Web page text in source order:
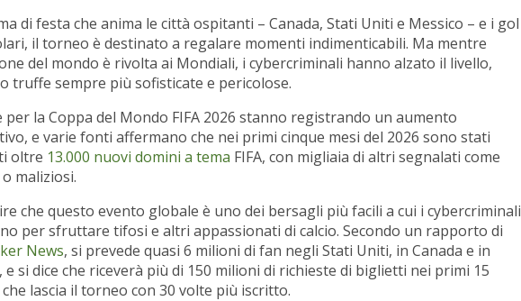
di festa che anima le città ospitanti – Canada, Stati Uniti e Messico – e i gol
il torneo è destinato a regalare momenti indimenticabili. Ma mentre
del mondo è rivolta ai Mondiali, i cybercriminali hanno alzato il livello,
truffe sempre più sofisticate e pericolose.
per la Coppa del Mondo FIFA 2026 stanno registrando un aumento
e varie fonti affermano che nei primi cinque mesi del 2026 sono stati
oltre 13.000 nuovi domini a tema FIFA, con migliaia di altri segnalati come
maliziosi.
che questo evento globale è uno dei bersagli più facili a cui i cybercriminali
per sfruttare tifosi e altri appassionati di calcio. Secondo un rapporto di
News, si prevede quasi 6 milioni di fan negli Stati Uniti, in Canada e in
e si dice che riceverà più di 150 milioni di richieste di biglietti nei primi 15
lascia il torneo con 30 volte più iscritto.